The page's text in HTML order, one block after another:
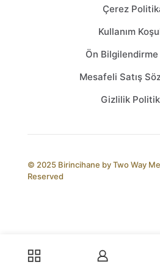
Çerez
Kullanım
Ön Bilgilendirme
Mesafeli Satış
Gizlilik
© 2025 Birincihane byTwo Way
Reserved